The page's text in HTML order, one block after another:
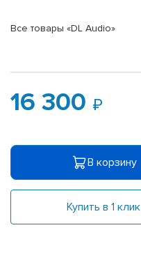
Все товары «DL Audio»
16 300
В корзину
Купить в 1 клик